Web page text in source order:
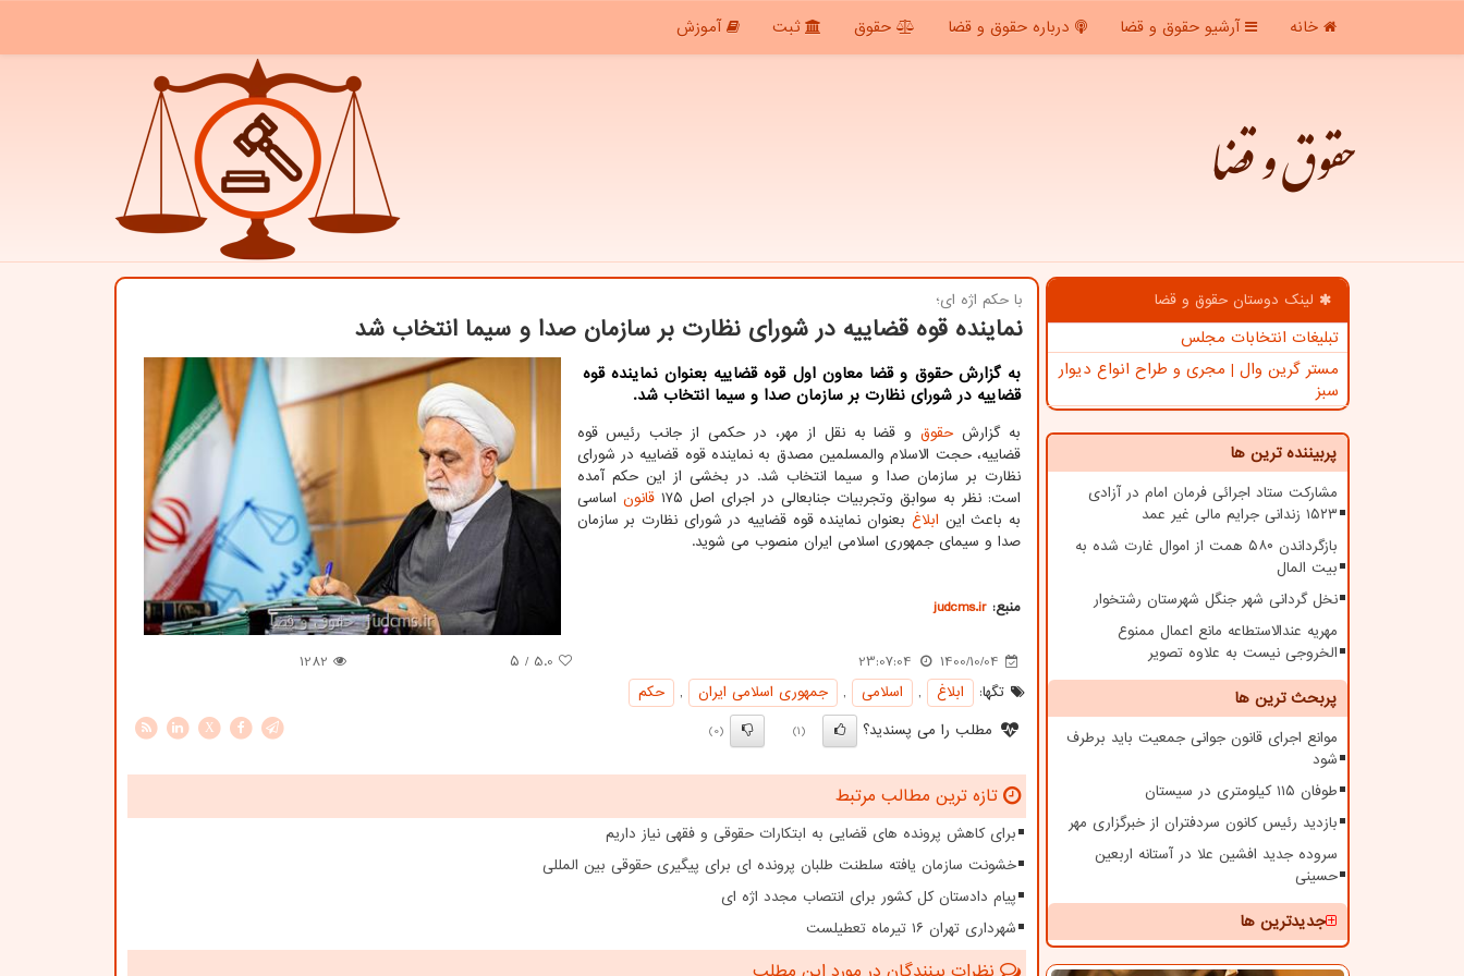
خانه آرشیو حقوق و قضا درباره حقوق و قضا حقوق ثبت آموزش
حقوق و قضا
لینک دوستان حقوق و قضا
تبلیغات انتخابات مجلس
مستر گرین وال | مجری و طراح انواع دیوار
سبز
پربیننده ترین ها
مشارکت ستاد اجرائی فرمان امام در آزادی
۱۵۲۳ زندانی جرایم مالی غیر عمد
بازگرداندن ۵۸۰ همت از اموال غارت شده به
بیت المال
نخل گردانی شهر جنگل شهرستان رشتخوار
مهریه عندالاستطاعه مانع اعمال ممنوع
الخروجی نیست به علاوه تصویر
پربحث ترین ها
موانع اجرای قانون جوانی جمعیت باید برطرف
شود
طوفان ۱۱۵ کیلومتری در سیستان
بازدید رئیس کانون سردفتران از خبرگزاری مهر
سروده جدید افشین علا در آستانه اربعین
حسینی
جدیدترین ها
با حكم اژه ای؛
نماینده قوه قضاییه در شورای نظارت بر سازمان صدا و سیما انتخاب شد
به گزارش حقوق و قضا معاون اول قوه قضاییه بعنوان نماینده قوه
قضاییه در شورای نظارت بر سازمان صدا و سیما انتخاب شد.
به گزارش حقوقو قضا به نقل از مهر، در حکمی از جانب رئیس قوه
قضاییه، حجت الاسلام والمسلمین مصدق به نماینده قوه قضاییه در شورای
نظارت بر سازمان صدا و سیما انتخاب شد. در بخشی از این حکم آمده
است: نظر به سوابق وتجربیات جنابعالی در اجرای اصل ۱۷۵
قانون اساسی
به باعث این ابلاغ بعنوان نماینده قوه قضاییه در شورای نظارت بر سازمان
صدا و سیمای جمهوری اسلامی ایران منصوب می شوید.
منبع: judcms.ir
1400/10/04
23:07:04
5.0 / ۵
1282
تگها:
ابلاغ , اسلامی , جمهوری اسلامی ایران ,
حكم
مطلب را می پسندید؟
(1)
(0)
X
تازه ترین مطالب مرتبط
برای کاهش پرونده های قضایی به ابتکارات حقوقی و فقهی نیاز داریم
خشونت سازمان یافته سلطنت طلبان پرونده ای برای پیگیری حقوقی بین المللی
پیام دادستان کل کشور برای انتصاب مجدد اژه ای
شهرداری تهران ۱۶ تیرماه تعطیلست